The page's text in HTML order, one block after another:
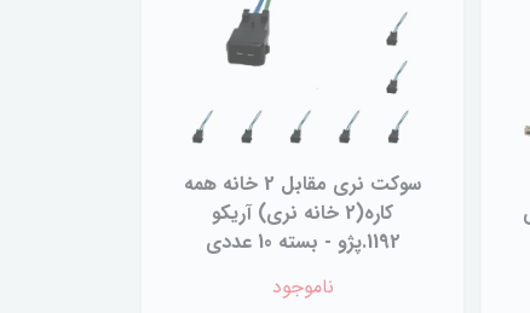
سوکت نری مقابل 2 خانه همه
کاره(2 خانه نری) آریکو
1192.پژو - بسته 10 عددی
ناموجود